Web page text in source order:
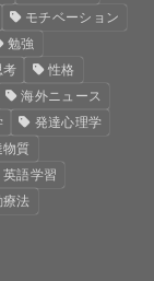
モチベーション
勉強
考
性格
海外ニュース
発達心理学
物質
英語学習
療法